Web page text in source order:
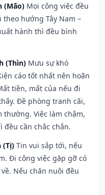
(Mão) Mọi công việc đều
hướng Tây Nam –
hành thì đều bình
(Thìn) Mưu sự khó
cáo tốt nhất nên hoãn
tiền, mất của nếu đi
Đề phòng tranh cãi,
Việc làm chậm,
cần chắc chắn.
(Tị) Tin vui sắp tới, nếu
Đi công việc gặp gỡ có
Nếu chăn nuôi đều